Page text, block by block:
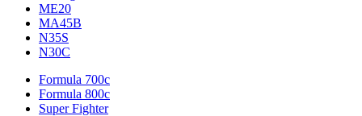
ME20
MA45B
N35S
N30C
Formula 700c
Formula 800c
Super Fighter